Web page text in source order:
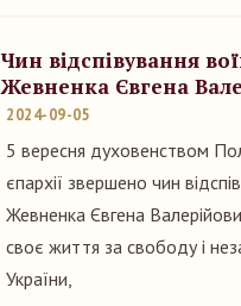
Чин відспівування
Жевненка Євгена
2024-09-05
5 вересня духовенством
єпархії звершено чин
Жевненка Євгена
своє життя за свободу і
України,